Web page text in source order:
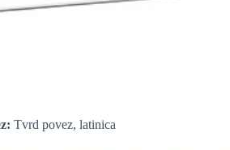
Tvrd povez, latinica